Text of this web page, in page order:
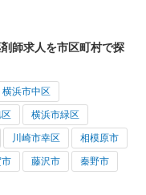
師求人を市区町村で探
横浜市中区
横浜市緑区
川崎市幸区 相模原市
藤沢市 秦野市